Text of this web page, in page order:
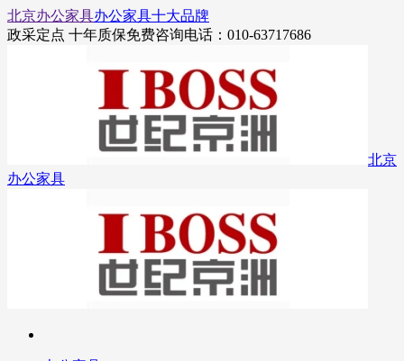
北京办公家具办公家具十大品牌
政采定点 十年质保免费咨询电话：010-63717686
北京
办公家具